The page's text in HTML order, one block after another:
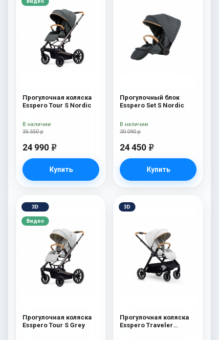
Видео
Прогулочная коляска
Esspero Tour S Nordic
35 550 р
24 990 e
Купить
В наличии
Прогулочный блок
Esspero Set S Nordic
30 090 р
24 450 e
Купить
В наличии
3D
Видео
Прогулочная коляска
Esspero Tour S Grey
3D
Прогулочная коляска
Esspero Traveler